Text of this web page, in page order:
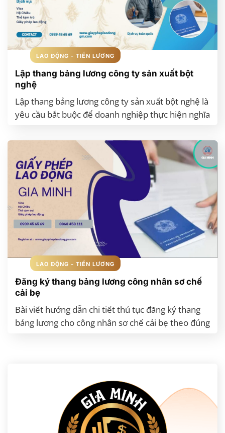
chân người lao động lâu dài.
XEM THÊM
LAO ĐỘNG - TIỀN LƯƠNG
Lập thang bảng lương công ty sản xuất bột
nghệ
Lập thang bảng lương công ty sản xuất bột nghệ là
yêu cầu bắt buộc để doanh nghiệp thực hiện nghĩa
bạch chi phí nhân sự. Đặc biệt trong ngành chế
biến nông sản như bột nghệ – nơi có nhiều lao
động phổ thông và các vị trí sản xuất, việc xây
dựng thang bảng lương phù hợp là yếu tố quan
trọng giúp doanh nghiệp kiểm soát chi phí hiệu
quả. Bài viết dưới đây sẽ hướng dẫn bạn chi tiết
cách lập thang bảng lương cho doanh nghiệp chế
biến bột nghệ: từ quy định pháp lý, cách phân
nhóm vị trí, mức lương tối thiểu vùng cho đến thủ
tục nộp cho Phòng Lao động – Thương binh và Xã
XEM THÊM
LAO ĐỘNG - TIỀN LƯƠNG
Đăng ký thang bảng lương công nhân sơ chế
cải bẹ
Bài viết hướng dẫn chi tiết thủ tục đăng ký thang
bảng lương cho công nhân sơ chế cải bẹ theo đúng
xây dựng mức lương, phụ cấp, bậc lương và những
lưu ý để đảm bảo phù hợp với quy định, minh bạch
và bảo vệ quyền lợi người lao động.